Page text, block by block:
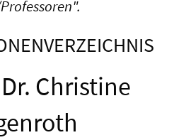
Christine